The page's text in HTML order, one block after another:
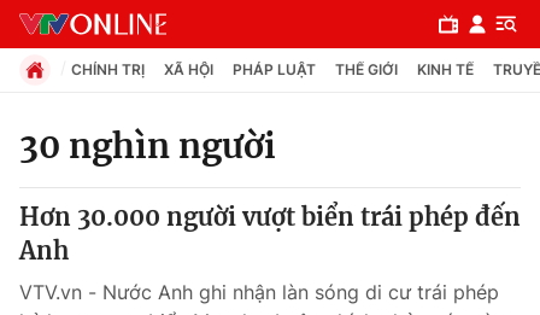
Chuyên mục
Chính trị
CHÍNH TRỊ XÃ HỘI PHÁP LUẬT THẾ GIỚI KINH TẾ
30 nghìn người
Hơn 30.000 người vượt biển trái phép đến
Anh
VTV.vn - Nước Anh ghi nhận làn sóng di cư trái phép